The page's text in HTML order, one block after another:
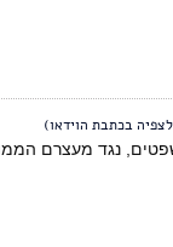
בכתבת הוידאו)
נגד מעצרם